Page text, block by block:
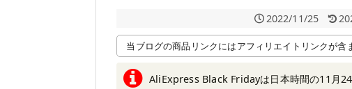
2022/11/25
当ブログの商品リンクにはアフィリエイトリンクが含
AliExpress Black Fridayは日本時間の11月